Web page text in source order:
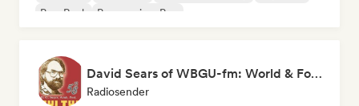
Pop-Rock
Progressiver Pop
David Sears of WBGU-fm: World & Folk Music DJ
Radiosender